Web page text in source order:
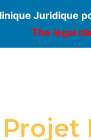
Juridique
The legal